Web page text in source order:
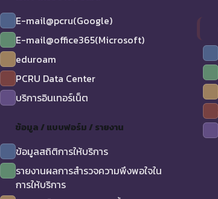
E-mail@pcru(Google)
E-mail@office365(Microsoft)
eduroam
PCRU Data Center
บริการอินเทอร์เน็ต
ข้อมูล / แบบฟอร์ม / รายงาน
ข้อมูลสถิติการให้บริการ
รายงานผลการสำรวจความพึงพอใจใน
การให้บริการ